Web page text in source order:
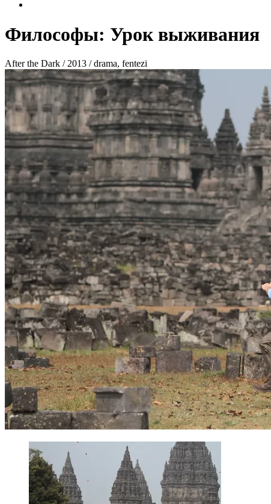
Философы: Урок выживания
After the Dark / 2013 / drama, fentezi